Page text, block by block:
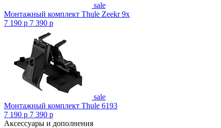
sale
Монтажный комплект Thule Zeekr 9x
7 190 p 7 390 p
sale
Монтажный комплект Thule 6193
7 190 p 7 390 p
Аксессуары и дополнения